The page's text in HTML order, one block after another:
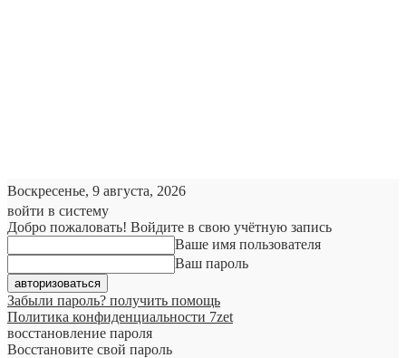
Воскресенье, 9 августа, 2026
войти в систему
Добро пожаловать! Войдите в свою учётную запись
Ваше имя пользователя
Ваш пароль
Забыли пароль? получить помощь
Политика конфиденциальности 7zet
восстановление пароля
Восстановите свой пароль